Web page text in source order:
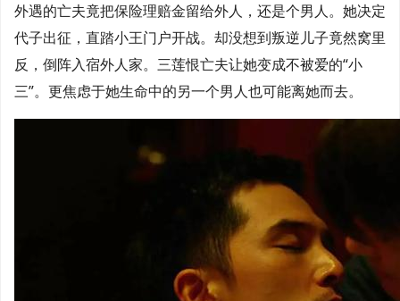
外遇的亡夫竟把保险理赔金留给外人，还是个男人。她决定
代子出征，直踏小王门户开战。却没想到叛逆儿子竟然窝里
反，倒阵入宿外人家。三莲恨亡夫让她变成不被爱的“小
三”。更焦虑于她生命中的另一个男人也可能离她而去。